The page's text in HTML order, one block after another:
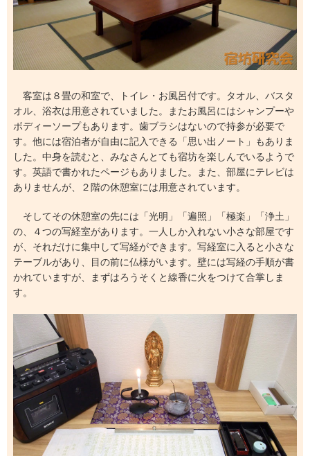
客室は８畳の和室で、トイレ・お風呂付です。タオル、バスタ
オル、浴衣は用意されていました。またお風呂にはシャンプーや
ボディーソープもあります。歯ブラシはないので持参が必要で
す。他には宿泊者が自由に記入できる「思い出ノート」もありま
した。中身を読むと、みなさんとても宿坊を楽しんでいるようで
す。英語で書かれたページもありました。また、部屋にテレビは
ありませんが、２階の休憩室には用意されています。
そしてその休憩室の先には「光明」「遍照」「極楽」「浄土」
の、４つの写経室があります。一人しか入れない小さな部屋です
が、それだけに集中して写経ができます。写経室に入ると小さな
テーブルがあり、目の前に仏様がいます。壁には写経の手順が書
かれていますが、まずはろうそくと線香に火をつけて合掌しま
す。